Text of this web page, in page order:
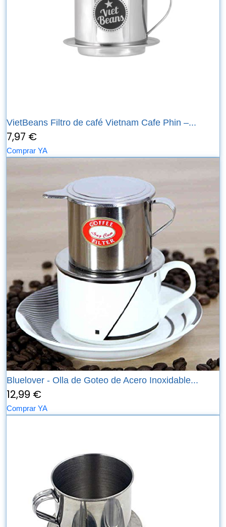
VietBeans Filtro de café Vietnam Cafe Phin –...
7,97 €
Comprar YA
Bluelover - Olla de Goteo de Acero Inoxidable...
12,99 €
Comprar YA